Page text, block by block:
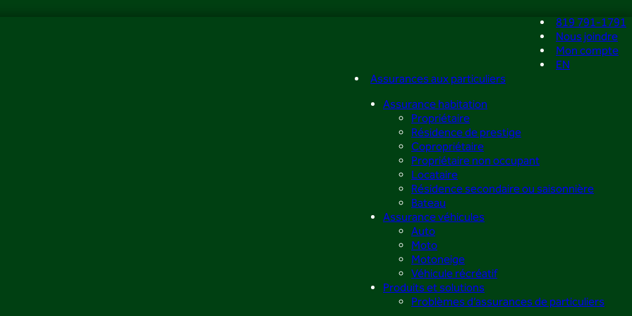
819 791-1791
Nous joindre
Mon compte
EN
Assurances aux particuliers
Assurance habitation
Propriétaire
Résidence de prestige
Copropriétaire
Propriétaire non occupant
Locataire
Résidence secondaire ou saisonnière
Bateau
Assurance véhicules
Auto
Moto
Motoneige
Véhicule récréatif
Produits et solutions
Problèmes d’assurances de particuliers